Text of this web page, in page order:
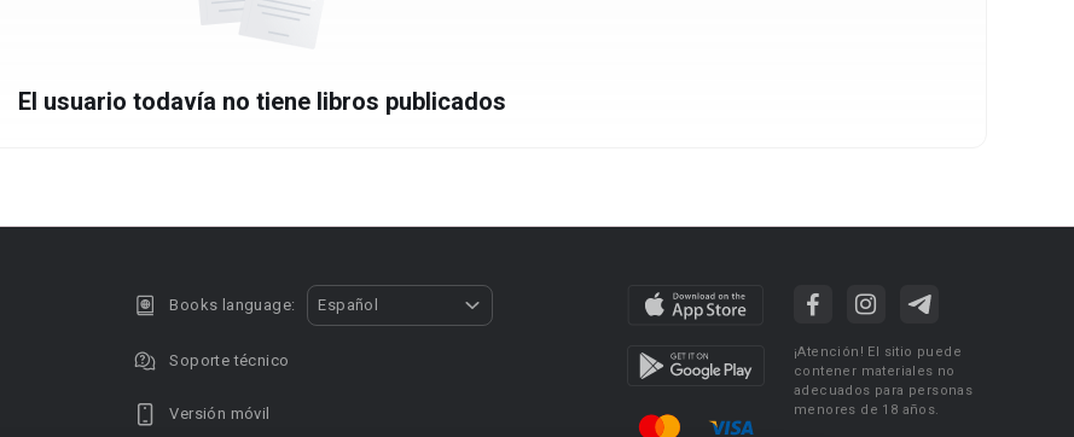
El usuario todavía no tiene libros publicados
Books language: Español
Soporte técnico
Versión móvil
¡Atención! El sitio puede
contener materiales no
adecuados para personas
menores de 18 años.